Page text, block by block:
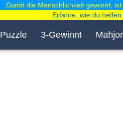
Puzzle 3-Gewinnt
Damit die Menschlichkeit gewinnt,
Erfahre, wie du helfen